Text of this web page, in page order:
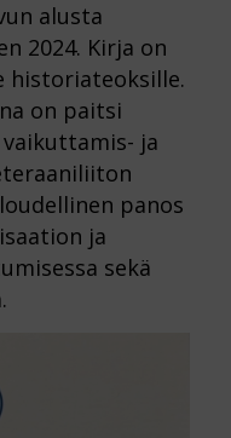
alusta
2024. Kirja on
historiateoksille.
on paitsi
ja
panos
ja
sekä